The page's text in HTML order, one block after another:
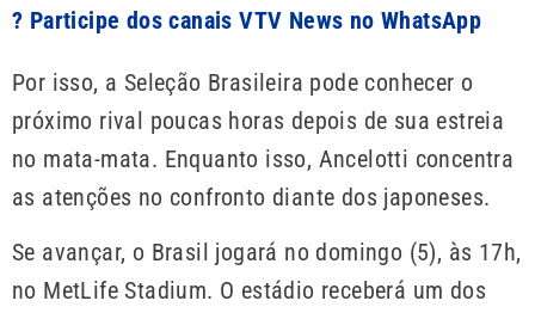
? Participe dos canais VTV News no WhatsApp
Por isso, a Seleção Brasileira pode conhecer o
próximo rival poucas horas depois de sua estreia
no mata-mata. Enquanto isso, Ancelotti concentra
as atenções no confronto diante dos japoneses.
Se avançar, o Brasil jogará no domingo (5), às 17h,
no MetLife Stadium. O estádio receberá um dos